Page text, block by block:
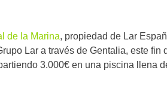
de la Marina, propiedad de Lar
Lar a través de Gentalia, este fin
3.000€ en una piscina llena